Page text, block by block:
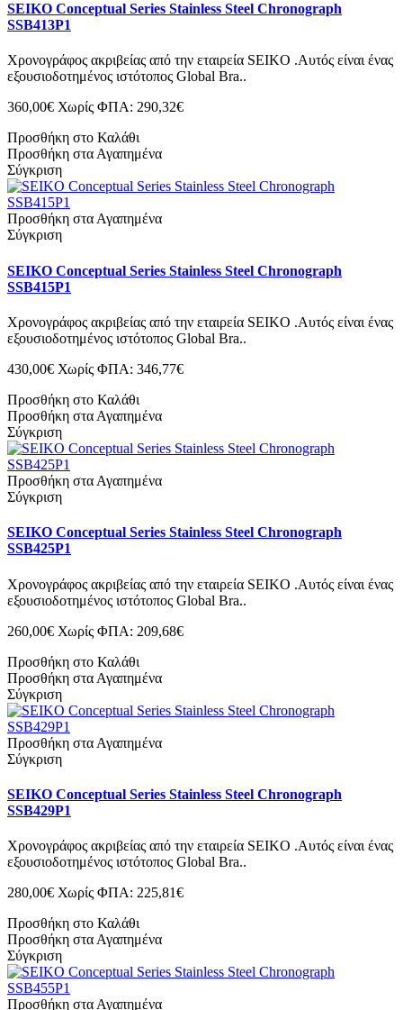
SEIKO Conceptual Series Stainless Steel Chronograph
SSB413P1
Χρονογράφος ακριβείας από την εταιρεία SEIKO .Αυτός είναι ένας
εξουσιοδοτημένος ιστότοπος Global Bra..
360,00€ Χωρίς ΦΠΑ: 290,32€
Προσθήκη στο Καλάθι
Προσθήκη στα Αγαπημένα
Σύγκριση
Προσθήκη στα Αγαπημένα
Σύγκριση
SEIKO Conceptual Series Stainless Steel Chronograph
SSB415P1
Χρονογράφος ακριβείας από την εταιρεία SEIKO .Αυτός είναι ένας
εξουσιοδοτημένος ιστότοπος Global Bra..
430,00€ Χωρίς ΦΠΑ: 346,77€
Προσθήκη στο Καλάθι
Προσθήκη στα Αγαπημένα
Σύγκριση
Προσθήκη στα Αγαπημένα
Σύγκριση
SEIKO Conceptual Series Stainless Steel Chronograph
SSB425P1
Χρονογράφος ακριβείας από την εταιρεία SEIKO .Αυτός είναι ένας
εξουσιοδοτημένος ιστότοπος Global Bra..
260,00€ Χωρίς ΦΠΑ: 209,68€
Προσθήκη στο Καλάθι
Προσθήκη στα Αγαπημένα
Σύγκριση
Προσθήκη στα Αγαπημένα
Σύγκριση
SEIKO Conceptual Series Stainless Steel Chronograph
SSB429P1
Χρονογράφος ακριβείας από την εταιρεία SEIKO .Αυτός είναι ένας
εξουσιοδοτημένος ιστότοπος Global Bra..
280,00€ Χωρίς ΦΠΑ: 225,81€
Προσθήκη στο Καλάθι
Προσθήκη στα Αγαπημένα
Σύγκριση
Προσθήκη στα Αγαπημένα